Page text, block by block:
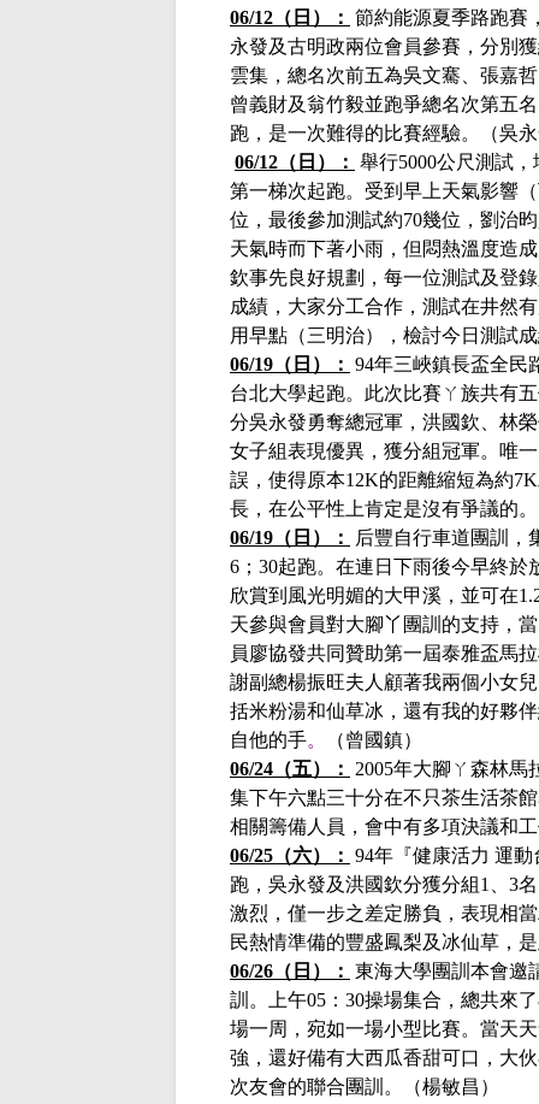
06/12（日）： 節約能源夏季路跑賽
永發及古明政兩位會員參賽，分別
雲集，總名次前五為吳文騫、張嘉
曾義財及翁竹毅並跑爭總名次第五
跑，是一次難得的比賽經驗。（吳
06/12（日）： 舉行5000公尺測試
第一梯次起跑。受到早上天氣影響
位，最後參加測試約70幾位， 劉治
天氣時而下著小雨，但悶熱溫度造
欽事先良好規劃，每一位測試及登
成績，大家分工合作，測試在井然
用早點（三明治），檢討今日測試
06/19（日）： 94年三峽鎮長盃全民
台北大學起跑。此次比賽ㄚ族共有
分吳永發勇奪總冠軍，洪國欽、林
女子組表現優異，獲分組冠軍。唯
誤，使得原本12K的距離縮短為約
長，在公平性上肯定是沒有爭議的
06/19（日）：
后豐自行車道團訓，
6；30起跑。 在連日下雨後今早終於
欣賞到風光明媚的大甲溪，並可在
天參與會員對大腳丫團訓的支持，
員廖協發共同贊助第一屆泰雅盃馬
謝副總楊振旺夫人顧著我兩個小女
括米粉湯和仙草冰，還有我的好夥
自他的手。
（曾國鎮）
06/24（五）
：
2005年大腳ㄚ森林
集下午六點三十分在不只茶生活茶
相關籌備人員，會中有多項決議和
06/25（六）： 94年『健康活力 運
跑，吳永發及洪國欽分獲分組1、3
激烈，僅一步之差定勝負，表現相
民熱情準備的豐盛鳳梨及冰仙草，
06/26（日）： 東海大學團訓本會邀
訓。上午05：30操場集合，總共來
場一周，宛如一場小型比賽。當天
強，還好備有大西瓜香甜可口，大
次友會的聯合團訓。
（楊敏昌）